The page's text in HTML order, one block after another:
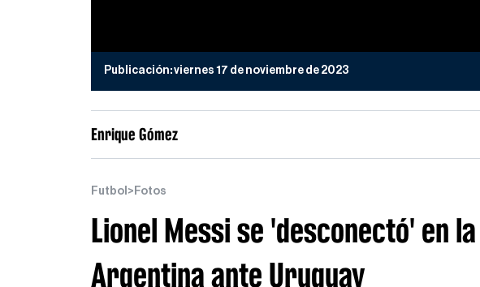
Publicación:viernes 17 de noviembre de 2023
Enrique Gómez
Futbol > Fotos
Lionel Messi se 'desconectó' en
Argentina ante Uruguay